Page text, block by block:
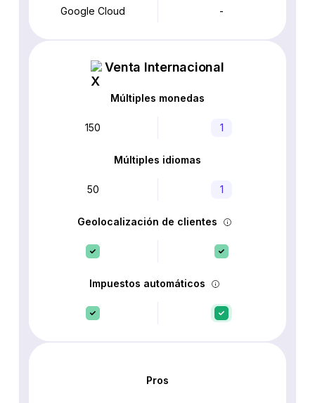
Google Cloud -
Venta Internacional
Múltiples monedas
150 1
Múltiples idiomas
50 1
Geolocalización de clientes
Impuestos automáticos
Pros